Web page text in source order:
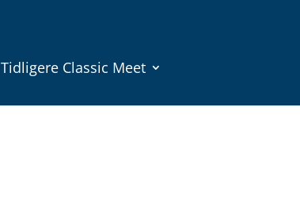
Tidligere Classic Meet